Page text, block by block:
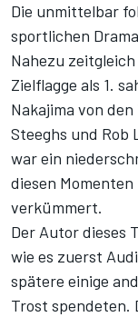
Die unmittelbar
sportlichen
Nahezu
Zielflagge als 1.
Nakajima von
Steeghs und Rob
war ein
diesen
verkümmert.
Der Autor dieses
wie es zuerst
spätere einige
Trost spendeten.